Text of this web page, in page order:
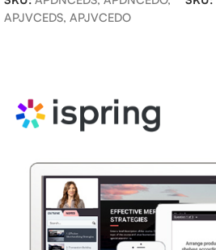
APJVCEDS, APJVCEDO